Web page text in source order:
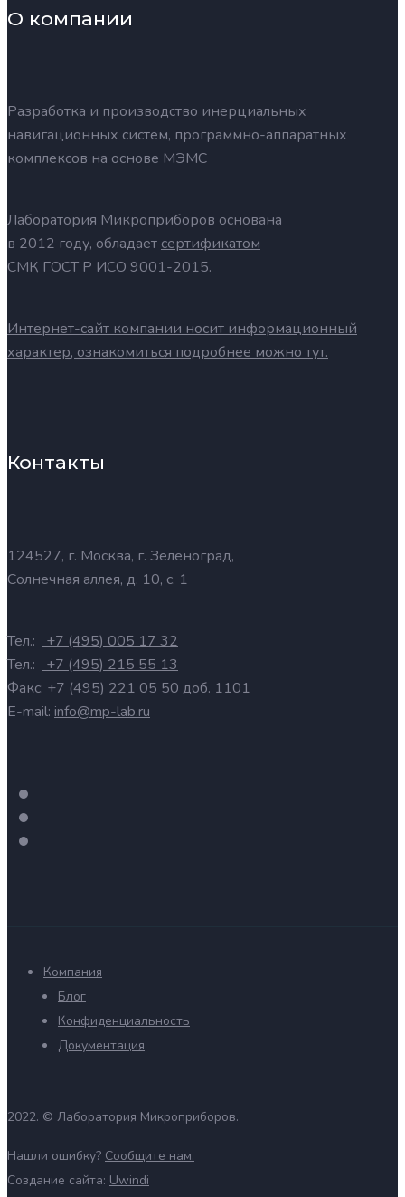
О компании
Разработка и производство инерциальных
навигационных систем, программно-аппаратных
комплексов на основе МЭМС
Лаборатория Микроприборов основана
в 2012 году, обладаетсертификатом
СМК ГОСТ Р ИСО 9001-2015.
Интернет-сайт компании носит информационный
характер, ознакомиться подробнее можно тут.
Контакты
124527, г. Москва, г. Зеленоград,
Солнечная аллея, д. 10, с. 1
Тел.:
+7 (495) 005 17 32
Тел.:
+7 (495) 215 55 13
Факс: +7 (495) 221 05 50 доб. 1101
E-mail: info@mp-lab.ru
Компания
Блог
Конфиденциальность
Документация
2022. © Лаборатория Микроприборов.
Нашли ошибку? Сообщите нам.
Создание сайта: Uwindi